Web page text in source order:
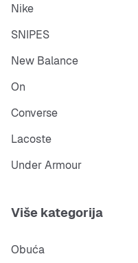
Nike
SNIPES
New Balance
On
Converse
Lacoste
Under Armour
Više kategorija
Obuća